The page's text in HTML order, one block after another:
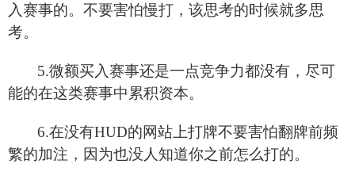
入赛事的。不要害怕慢打，该思考的时候就多思
考。
5.微额买入赛事还是一点竞争力都没有，尽可
能的在这类赛事中累积资本。
6.在没有HUD的网站上打牌不要害怕翻牌前频
繁的加注，因为也没人知道你之前怎么打的。